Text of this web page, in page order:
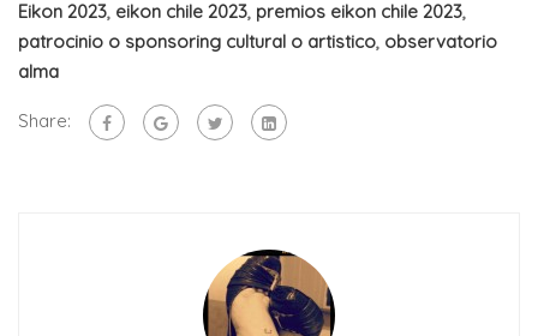
Eikon 2023, eikon chile 2023, premios eikon chile 2023,
patrocinio o sponsoring cultural o artistico, observatorio
alma
Share: